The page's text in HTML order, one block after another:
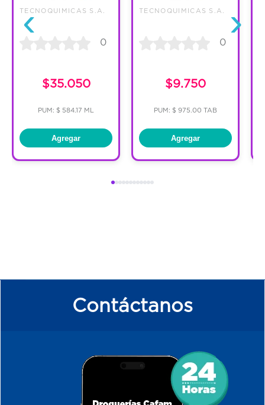
‹
TECNOQUIMICAS S.A.
0
$35.050
PUM: $ 584.17 ML
Agregar
TECNOQUIMICAS S.A.
0
$9.750
PUM: $ 975.00 TAB
Agregar
›
Contáctanos